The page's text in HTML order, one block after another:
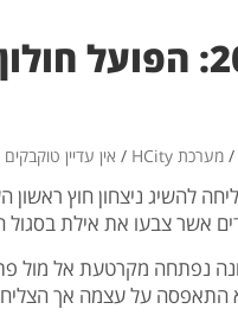
מערכת HCity אין עדיין טוקבקים
להשיג ניצחון חוץ
על עצמה אך הצליחה לצמק במקצת את